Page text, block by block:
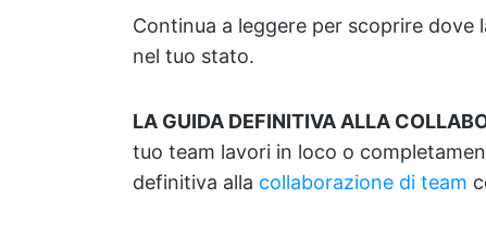
Continua a leggere per scoprire dove
nel tuo stato.
LA GUIDA DEFINITIVA ALLA
tuo team lavori in loco o
definitiva alla collaborazione di team